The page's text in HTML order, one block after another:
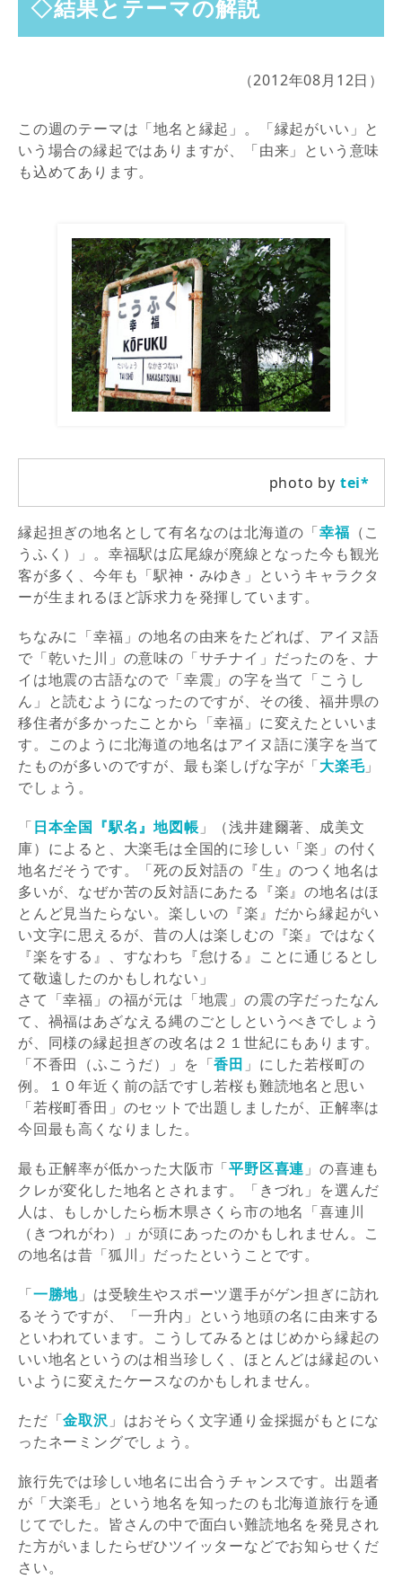
◇結果とテーマの解説
（2012年08月12日）
この週のテーマは「地名と縁起」。「縁起がいい」と
いう場合の縁起ではありますが、「由来」という意味
も込めてあります。
photo by tei*
縁起担ぎの地名として有名なのは北海道の「幸福 （こ
うふく）」。幸福駅は広尾線が廃線となった今も観光
客が多く、今年も「駅神・みゆき」というキャラクタ
ーが生まれるほど訴求力を発揮しています。
ちなみに「幸福」の地名の由来をたどれば、アイヌ語
で「乾いた川」の意味の「サチナイ」だったのを、ナ
イは地震の古語なので「幸震」の字を当て「こうし
ん」と読むようになったのですが、その後、福井県の
移住者が多かったことから「幸福」に変えたといいま
す。このように北海道の地名はアイヌ語に漢字を当て
たものが多いのですが、最も楽しげな字が「大楽毛」
でしょう。
「日本全国『駅名』地図帳 」（浅井建爾著、成美文
庫）によると、大楽毛は全国的に珍しい「楽」の付く
地名だそうです。「死の反対語の『生』のつく地名は
多いが、なぜか苦の反対語にあたる『楽』の地名はほ
とんど見当たらない。楽しいの『楽』だから縁起がい
い文字に思えるが、昔の人は楽しむの『楽』ではなく
『楽をする』、すなわち『怠ける』ことに通じるとし
て敬遠したのかもしれない」
さて「幸福」の福が元は「地震」の震の字だったなん
て、禍福はあざなえる縄のごとしというべきでしょう
が、同様の縁起担ぎの改名は２１世紀にもあります。
「不香田（ふこうだ）」を「香田 」にした若桜町の
例。１０年近く前の話ですし若桜も難読地名と思い
「若桜町香田」のセットで出題しましたが、正解率は
今回最も高くなりました。
最も正解率が低かった大阪市「平野区喜連 」の喜連も
クレが変化した地名とされます。「きづれ」を選んだ
人は、もしかしたら栃木県さくら市の地名「喜連川
（きつれがわ）」が頭にあったのかもしれません。こ
の地名は昔「狐川」だったということです。
「一勝地 」は受験生やスポーツ選手がゲン担ぎに訪れ
るそうですが、「一升内」という地頭の名に由来する
といわれています。こうしてみるとはじめから縁起の
いい地名というのは相当珍しく、ほとんどは縁起のい
いように変えたケースなのかもしれません。
ただ「金取沢 」はおそらく文字通り金採掘がもとにな
ったネーミングでしょう。
旅行先では珍しい地名に出合うチャンスです。出題者
が「大楽毛」という地名を知ったのも北海道旅行を通
じてでした。皆さんの中で面白い難読地名を発見され
た方がいましたらぜひツイッターなどでお知らせくだ
さい。